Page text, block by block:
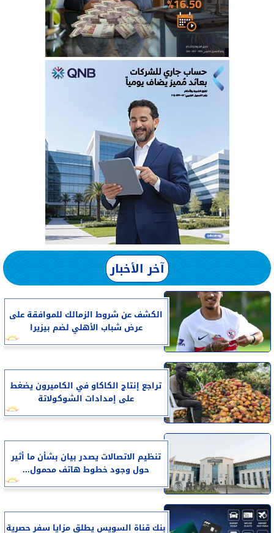
آخر الأخبار
الكشف عن شروط الزمالك للموافقة على
عرض شباب الأهلي لضم بيزيرا
تراجع إنتاج الكاكاو في الكاميرون يضغط
على إمدادات الشوكولاتة
تنظيم الاتصالات يصدر بيان بشأن ما أثير
حول وجود خطوط هاتف محمول...
بنك قناة السويس يطلق مزايا سفر حصرية